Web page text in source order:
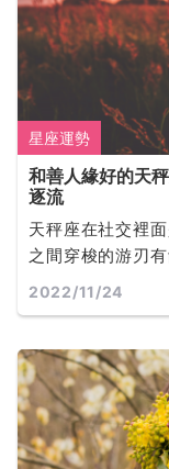
星座運勢
和善人緣好的天
逐流
天秤座在社交裡
之間穿梭的游刃
知性，讓人感覺氣
2022/11/24